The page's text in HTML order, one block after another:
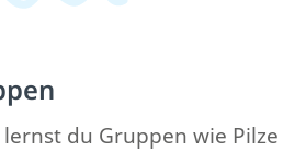
du Gruppen wie Pilze